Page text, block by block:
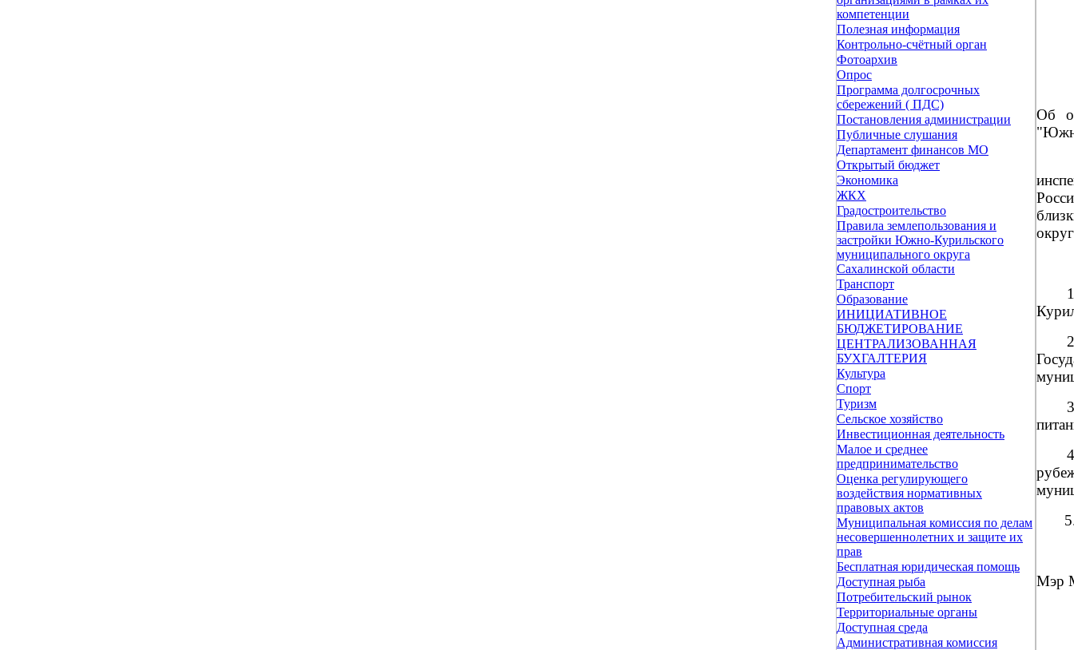
компетенции
Полезная информация
Контрольно-счётный орган
Фотоархив
Опрос
Программа долгосрочных
сбережений ( ПДС)
Постановления администрации
Публичные слушания
Департамент финансов МО
Открытый бюджет
Экономика
ЖКХ
Градостроительство
Правила землепользования и
застройки Южно-Курильского
муниципального округа
Сахалинской области
Транспорт
Образование
ИНИЦИАТИВНОЕ
БЮДЖЕТИРОВАНИЕ
ЦЕНТРАЛИЗОВАННАЯ
БУХГАЛТЕРИЯ
Культура
Спорт
Туризм
Сельское хозяйство
Инвестиционная деятельность
Малое и среднее
предпринимательство
Оценка регулирующего
воздействия нормативных
правовых актов
Муниципальная комиссия по делам
несовершеннолетних и защите их
прав
Бесплатная юридическая помощь
Доступная рыба
Потребительский рынок
Территориальные органы
Доступная среда
Административная комиссия
Об
Мэр